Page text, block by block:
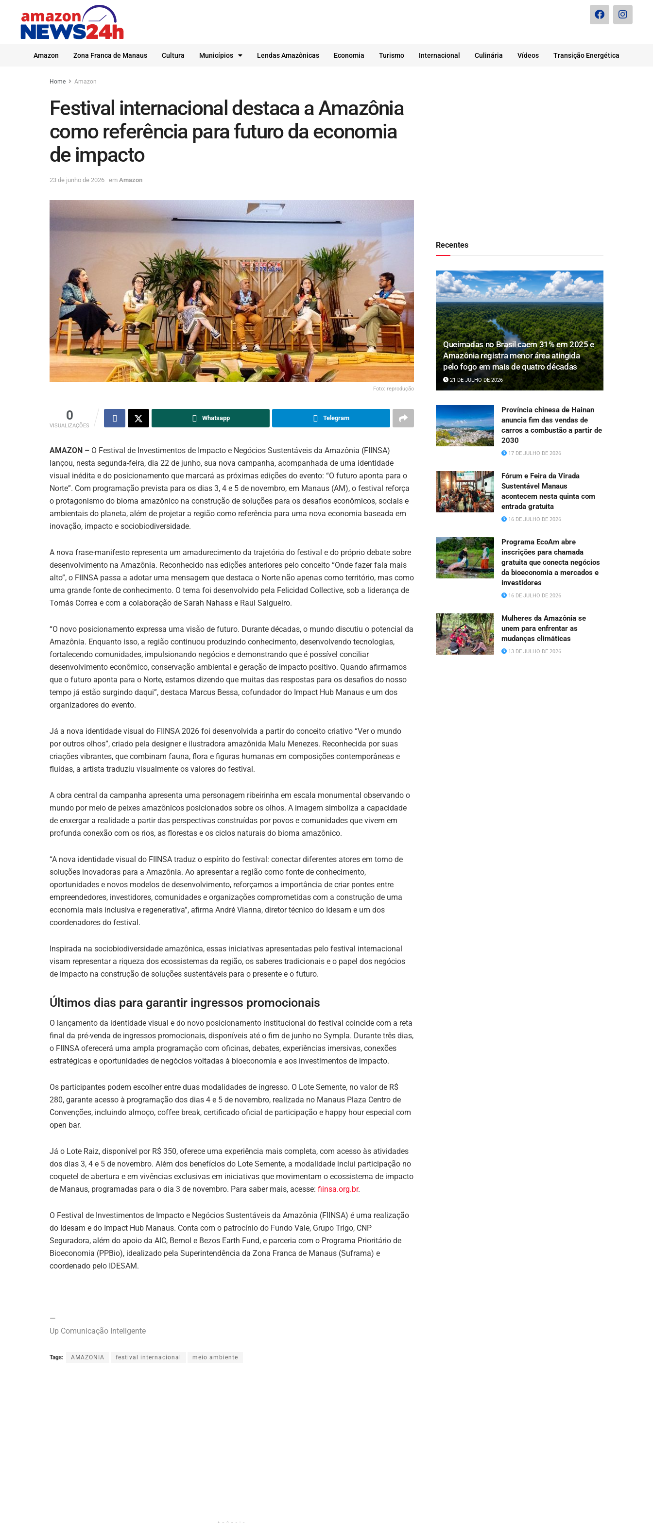
Amazon Zona Franca de Manaus Cultura Municípios Lendas Amazônicas Economia Turismo Internacional Culinária Vídeos Transição Energética
Home Amazon
Festival internacional destaca a Amazônia
como referência para futuro da economia
de impacto
23 de junho de 2026 em Amazon
Foto: reprodução
0
VISUALIZAÇÕES
Whatsapp Telegram
AMAZON – O Festival de Investimentos de Impacto e Negócios Sustentáveis da Amazônia (FIINSA)
lançou, nesta segunda-feira, dia 22 de junho, sua nova campanha, acompanhada de uma identidade
visual inédita e do posicionamento que marcará as próximas edições do evento: “O futuro aponta para o
Norte”. Com programação prevista para os dias 3, 4 e 5 de novembro, em Manaus (AM), o festival reforça
o protagonismo do bioma amazônico na construção de soluções para os desafios econômicos, sociais e
ambientais do planeta, além de projetar a região como referência para uma nova economia baseada em
inovação, impacto e sociobiodiversidade.
A nova frase-manifesto representa um amadurecimento da trajetória do festival e do próprio debate sobre
desenvolvimento na Amazônia. Reconhecido nas edições anteriores pelo conceito “Onde fazer fala mais
alto”, o FIINSA passa a adotar uma mensagem que destaca o Norte não apenas como território, mas como
uma grande fonte de conhecimento. O tema foi desenvolvido pela Felicidad Collective, sob a liderança de
Tomás Correa e com a colaboração de Sarah Nahass e Raul Salgueiro.
“O novo posicionamento expressa uma visão de futuro. Durante décadas, o mundo discutiu o potencial da
Amazônia. Enquanto isso, a região continuou produzindo conhecimento, desenvolvendo tecnologias,
fortalecendo comunidades, impulsionando negócios e demonstrando que é possível conciliar
desenvolvimento econômico, conservação ambiental e geração de impacto positivo. Quando afirmamos
que o futuro aponta para o Norte, estamos dizendo que muitas das respostas para os desafios do nosso
tempo já estão surgindo daqui”, destaca Marcus Bessa, cofundador do Impact Hub Manaus e um dos
organizadores do evento.
Já a nova identidade visual do FIINSA 2026 foi desenvolvida a partir do conceito criativo “Ver o mundo
por outros olhos”, criado pela designer e ilustradora amazônida Malu Menezes. Reconhecida por suas
criações vibrantes, que combinam fauna, flora e figuras humanas em composições contemporâneas e
fluidas, a artista traduziu visualmente os valores do festival.
A obra central da campanha apresenta uma personagem ribeirinha em escala monumental observando o
mundo por meio de peixes amazônicos posicionados sobre os olhos. A imagem simboliza a capacidade
de enxergar a realidade a partir das perspectivas construídas por povos e comunidades que vivem em
profunda conexão com os rios, as florestas e os ciclos naturais do bioma amazônico.
“A nova identidade visual do FIINSA traduz o espírito do festival: conectar diferentes atores em torno de
soluções inovadoras para a Amazônia. Ao apresentar a região como fonte de conhecimento,
oportunidades e novos modelos de desenvolvimento, reforçamos a importância de criar pontes entre
empreendedores, investidores, comunidades e organizações comprometidas com a construção de uma
economia mais inclusiva e regenerativa”, afirma André Vianna, diretor técnico do Idesam e um dos
coordenadores do festival.
Inspirada na sociobiodiversidade amazônica, essas iniciativas apresentadas pelo festival internacional
visam representar a riqueza dos ecossistemas da região, os saberes tradicionais e o papel dos negócios
de impacto na construção de soluções sustentáveis para o presente e o futuro.
Últimos dias para garantir ingressos promocionais
O lançamento da identidade visual e do novo posicionamento institucional do festival coincide com a reta
final da pré-venda de ingressos promocionais, disponíveis até o fim de junho no Sympla. Durante três dias,
o FIINSA oferecerá uma ampla programação com oficinas, debates, experiências imersivas, conexões
estratégicas e oportunidades de negócios voltadas à bioeconomia e aos investimentos de impacto.
Os participantes podem escolher entre duas modalidades de ingresso. O Lote Semente, no valor de R$
280, garante acesso à programação dos dias 4 e 5 de novembro, realizada no Manaus Plaza Centro de
Convenções, incluindo almoço, coffee break, certificado oficial de participação e happy hour especial com
open bar.
Já o Lote Raiz, disponível por R$ 350, oferece uma experiência mais completa, com acesso às atividades
dos dias 3, 4 e 5 de novembro. Além dos benefícios do Lote Semente, a modalidade inclui participação no
coquetel de abertura e em vivências exclusivas em iniciativas que movimentam o ecossistema de impacto
de Manaus, programadas para o dia 3 de novembro. Para saber mais, acesse: fiinsa.org.br.
O Festival de Investimentos de Impacto e Negócios Sustentáveis da Amazônia (FIINSA) é uma realização
do Idesam e do Impact Hub Manaus. Conta com o patrocínio do Fundo Vale, Grupo Trigo, CNP
Seguradora, além do apoio da AIC, Bemol e Bezos Earth Fund, e parceria com o Programa Prioritário de
Bioeconomia (PPBio), idealizado pela Superintendência da Zona Franca de Manaus (Suframa) e
coordenado pelo IDESAM.
—
Up Comunicação Inteligente
Tags: AMAZONIA festival internacional meio ambiente
Recentes
Queimadas no Brasil caem 31% em 2025 e
Amazônia registra menor área atingida
pelo fogo em mais de quatro décadas
21 DE JULHO DE 2026
Província chinesa de Hainan
anuncia fim das vendas de
carros a combustão a partir de
2030
17 DE JULHO DE 2026
Fórum e Feira da Virada
Sustentável Manaus
acontecem nesta quinta com
entrada gratuita
16 DE JULHO DE 2026
Programa EcoAm abre
inscrições para chamada
gratuita que conecta negócios
da bioeconomia a mercados e
investidores
16 DE JULHO DE 2026
Mulheres da Amazônia se
unem para enfrentar as
mudanças climáticas
13 DE JULHO DE 2026